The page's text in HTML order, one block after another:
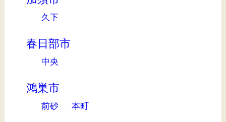
久下
春日部市
中央
鴻巣市
前砂 本町